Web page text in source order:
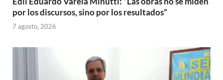
por los discursos, sino por los resultados”
7 agosto, 2026